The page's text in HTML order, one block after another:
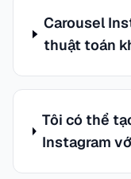
Carousel
thuật toán
Tôi có thể
Instagram